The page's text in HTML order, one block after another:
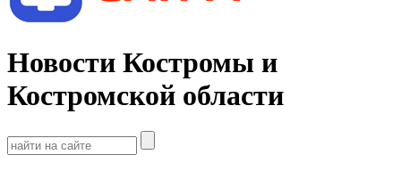
Новости Костромы и
Костромской области